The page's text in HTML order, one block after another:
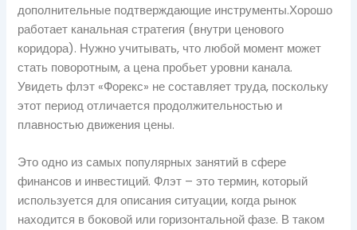
дополнительные подтверждающие инструменты.Хорошо
работает канальная стратегия (внутри ценового
коридора). Нужно учитывать, что любой момент может
стать поворотным, а цена пробьет уровни канала.
Увидеть флэт «Форекс» не составляет труда, поскольку
этот период отличается продолжительностью и
плавностью движения цены.
Это одно из самых популярных занятий в сфере
финансов и инвестиций. Флэт – это термин, который
используется для описания ситуации, когда рынок
находится в боковой или горизонтальной фазе. В таком